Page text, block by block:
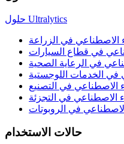
حلول Ultralytics
الاصطناعي في الزراعة
في قطاع السيارات
في الرعاية الصحية
في الخدمات اللوجستية
الاصطناعي في التصنيع
الاصطناعي في التجزئة
الاصطناعي في الروبوتات
حالات الاستخدام